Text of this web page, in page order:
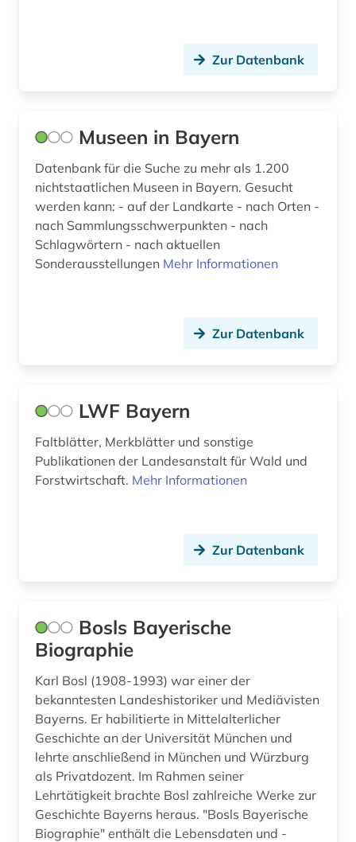
Zur Datenbank
Museen in Bayern
Datenbank für die Suche zu mehr als 1.200
nichtstaatlichen Museen in Bayern. Gesucht
werden kann: - auf der Landkarte - nach Orten -
nach Sammlungsschwerpunkten - nach
Schlagwörtern - nach aktuellen
Sonderausstellungen Mehr Informationen
Zur Datenbank
LWF Bayern
Faltblätter, Merkblätter und sonstige
Publikationen der Landesanstalt für Wald und
Forstwirtschaft. Mehr Informationen
Zur Datenbank
Bosls Bayerische
Biographie
Karl Bosl (1908-1993) war einer der
bekanntesten Landeshistoriker und Mediävisten
Bayerns. Er habilitierte in Mittelalterlicher
Geschichte an der Universität München und
lehrte anschließend in München und Würzburg
als Privatdozent. Im Rahmen seiner
Lehrtätigkeit brachte Bosl zahlreiche Werke zur
Geschichte Bayerns heraus. "Bosls Bayerische
Biographie" enthält die Lebensdaten und -